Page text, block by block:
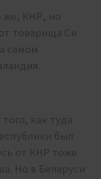
же, КНР, но
товарища Си
самом
как туда
был
от КНР тоже
Но в Беларуси